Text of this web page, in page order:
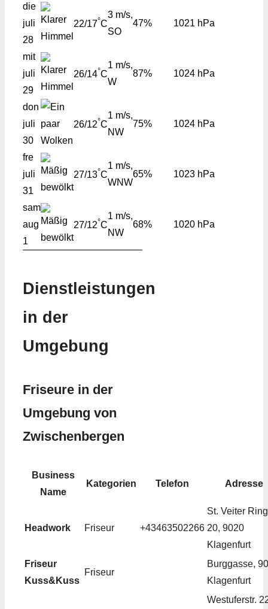
die
juli
28
22/17°C
3 m/s,
SO
47% 1021 hPa
mit
juli
29
26/14°C
1 m/s,
W
87% 1024 hPa
don
juli
30
26/12°C
1 m/s,
NW
75% 1024 hPa
fre
juli
31
27/13°C
1 m/s,
WNW
65% 1023 hPa
sam
aug
1
27/12°C
1 m/s,
NW
68% 1020 hPa
Dienstleistungen
in der
Umgebung
Friseure in der
Umgebung von
Zwischenbergen
Business
Name
Kategorien Telefon Adresse
Headwork Friseur +43463502266
St. Veiter Ring
20, 9020
Klagenfurt
Friseur
Kuss&Kuss
Friseur
Burggasse,
Klagenfurt
Westuferstr.